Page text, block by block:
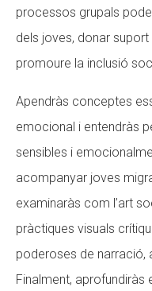
processos grupals
dels joves, donar
promoure la inclusió
Apendràs conceptes
emocional i entendràs
sensibles i
acompanyar joves
examinaràs com l’art
pràctiques visuals
poderoses de narració,
Finalment,